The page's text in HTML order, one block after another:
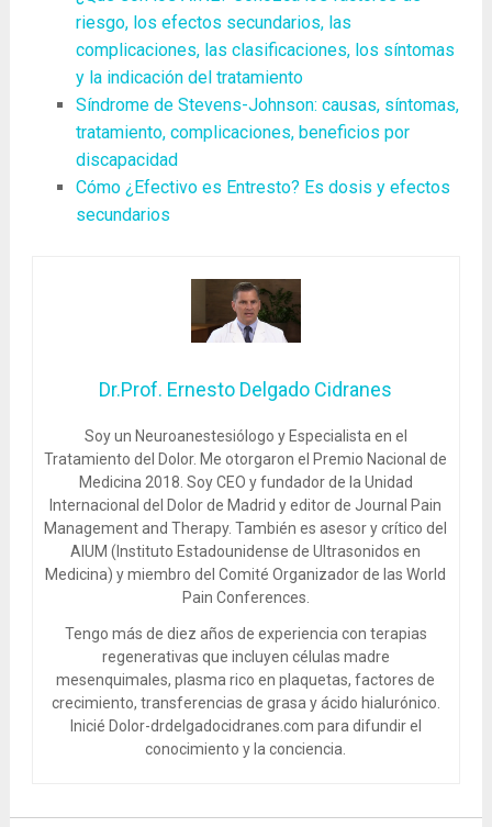
riesgo, los efectos secundarios, las
complicaciones, las clasificaciones, los síntomas
y la indicación del tratamiento
Síndrome de Stevens-Johnson: causas, síntomas,
tratamiento, complicaciones, beneficios por
discapacidad
Cómo ¿Efectivo es Entresto? Es dosis y efectos
secundarios
Dr.Prof. Ernesto Delgado Cidranes
Soy un Neuroanestesiólogo y Especialista en el
Tratamiento del Dolor. Me otorgaron el Premio Nacional de
Medicina 2018. Soy CEO y fundador de la Unidad
Internacional del Dolor de Madrid y editor de Journal Pain
Management and Therapy. También es asesor y crítico del
AIUM (Instituto Estadounidense de Ultrasonidos en
Medicina) y miembro del Comité Organizador de las World
Pain Conferences.
Tengo más de diez años de experiencia con terapias
regenerativas que incluyen células madre
mesenquimales, plasma rico en plaquetas, factores de
crecimiento, transferencias de grasa y ácido hialurónico.
Inicié Dolor-drdelgadocidranes.com para difundir el
conocimiento y la conciencia.